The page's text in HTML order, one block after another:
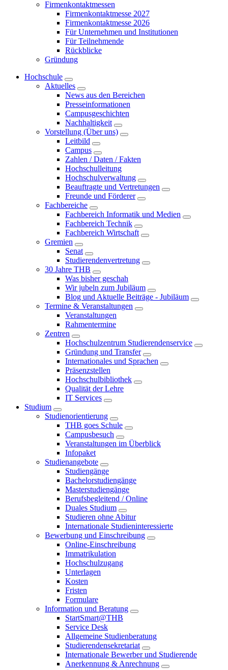
Firmenkontaktmessen
Firmenkontaktmesse 2027
Firmenkontaktmesse 2026
Für Unternehmen und Institutionen
Für Teilnehmende
Rückblicke
Gründung
Hochschule
Aktuelles
News aus den Bereichen
Presseinformationen
Campusgeschichten
Nachhaltigkeit
Vorstellung (Über uns)
Leitbild
Campus
Zahlen / Daten / Fakten
Hochschulleitung
Hochschulverwaltung
Beauftragte und Vertretungen
Freunde und Förderer
Fachbereiche
Fachbereich Informatik und Medien
Fachbereich Technik
Fachbereich Wirtschaft
Gremien
Senat
Studierendenvertretung
30 Jahre THB
Was bisher geschah
Wir jubeln zum Jubiläum
Blog und Aktuelle Beiträge - Jubiläum
Termine & Veranstaltungen
Veranstaltungen
Rahmentermine
Zentren
Hochschulzentrum Studierendenservice
Gründung und Transfer
Internationales und Sprachen
Präsenzstellen
Hochschulbibliothek
Qualität der Lehre
IT Services
Studium
Studienorientierung
THB goes Schule
Campusbesuch
Veranstaltungen im Überblick
Infopaket
Studienangebote
Studiengänge
Bachelorstudiengänge
Masterstudiengänge
Berufsbegleitend / Online
Duales Studium
Studieren ohne Abitur
Internationale Studieninteressierte
Bewerbung und Einschreibung
Online-Einschreibung
Immatrikulation
Hochschulzugang
Unterlagen
Kosten
Fristen
Formulare
Information und Beratung
StartSmart@THB
Service Desk
Allgemeine Studienberatung
Studierendensekretariat
Internationale Bewerber und Studierende
Anerkennung & Anrechnung